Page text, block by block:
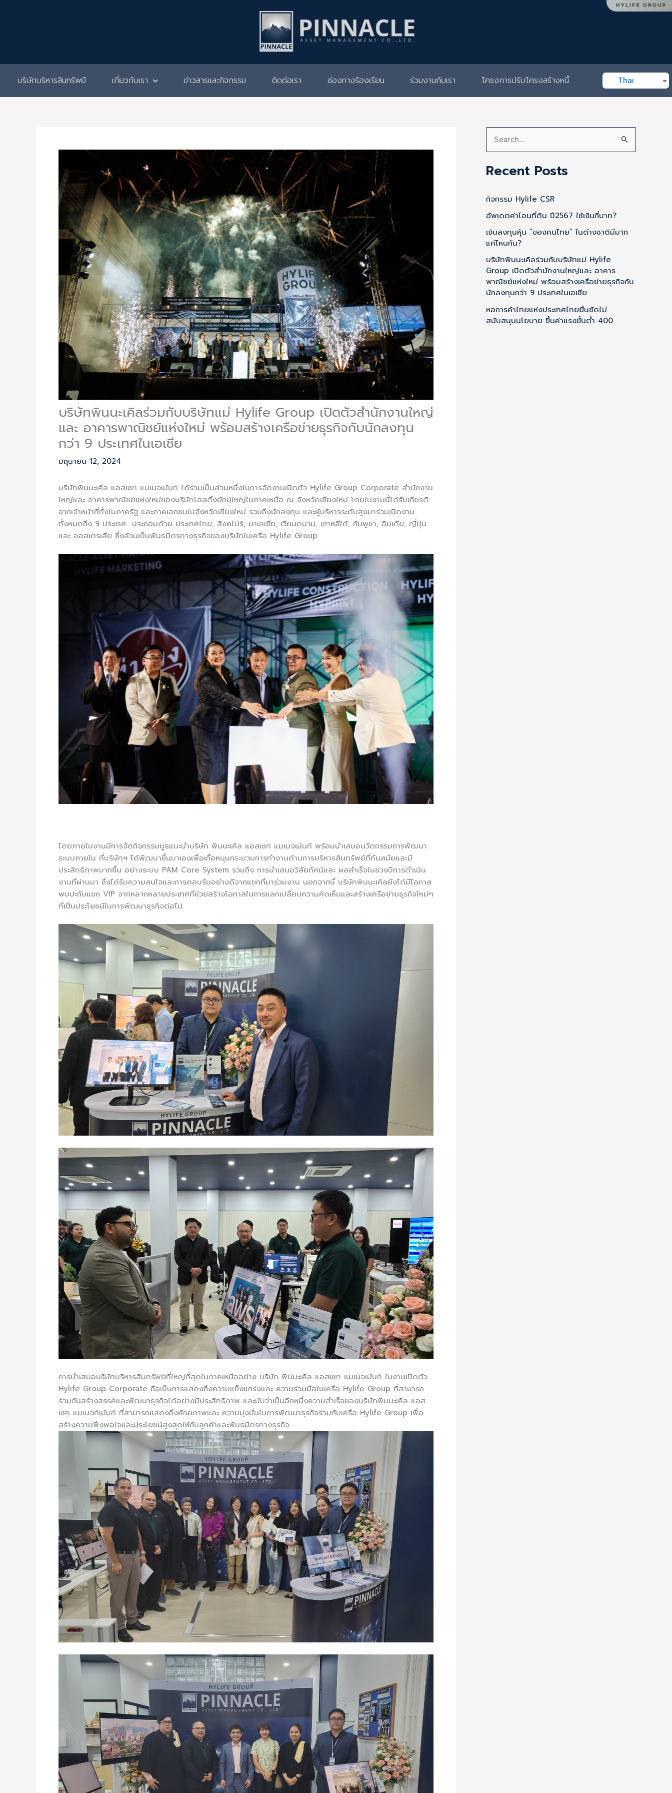
บริษัทบริหารสินทรัพย์ เกี่ยวกับเรา ข่าวสารและกิจกรรม ติดต่อเรา ช่องทางร้องเรียน ร่วมงานกับเรา โครงการปรับโครงสร้างหนี้ Thai
บริษัทพินนะเคิลร่วมกับบริษัทแม่ Hylife Group เปิดตัวสำนักงานใหญ่
และ อาคารพาณิชย์แห่งใหม่ พร้อมสร้างเครือข่ายธุรกิจกับนักลงทุน
กว่า 9 ประเทศในเอเชีย
มิถุนายน 12, 2024
บริษัทพินนะเคิล แอสเซท แมเนจเม้นท์ ได้ร่วมเป็นส่วนหนึ่งในการจัดงานเปิดตัว Hylife Group Corporate สำนักงาน
ใหญ่และ อาคารพาณิชย์แห่งใหม่ของบริษัทโฮลดิ้งยักษ์ใหญ่ในภาคเหนือ ณ จังหวัดเชียงใหม่ โดยในงานนี้ได้รับเกียรติ
จากเจ้าหน้าที่ทั้งในภาครัฐ และภาคเอกชนในจังหวัดเชียงใหม่ รวมถึงนักลงทุน และผู้บริหารระดับสูงมาร่วมเปิดงาน
ทั้งหมดถึง 9 ประเทศ ประกอบด้วย ประเทศไทย, สิงคโปร์, มาเลเซีย, เวียนดนาม, เกาหลีใต้, กัมพูชา, อินเดีย, ญี่ปุ่น
และ ออสเตรเลีย ซึ่งล้วนเป็นพันธมิตรทางธุรกิจของบริษัทในเครือ Hylife Group
โดยภายในงานมีการจัดกิจกรรมบูธแนะนำบริษัท พินนะเคิล แอสเซท แมเนจเม้นท์ พร้อมนำเสนอนวัตกรรมการพัฒนา
ระบบภายใน ที่บริษัทฯ ได้พัฒนาขึ้นมาเองเพื่อเกื้อหนุนกระบวนการทำงานด้านการบริหารสินทรัพย์ที่ทันสมัยและมี
ประสิทธิภาพมากขึ้น อย่างระบบ PAM Core System รวมถึง การนำเสนอวิสัยทัศน์และ ผลสำเร็จในช่วงปีการดำเนิน
งานที่ผ่านมา ซึ่งได้รับความสนใจและการตอบรับอย่างดีจากแขกที่มาร่วมงาน นอกจากนี้ บริษัทพินนะเคิลยังได้มีโอกาส
พบปะกับแขก VIP จากหลากหลายประเทศที่ช่วยสร้างโอกาสในการแลกเปลี่ยนความคิดเห็นและสร้างเครือข่ายธุรกิจใหม่ๆ
ที่เป็นประโยชน์ในการพัฒนาธุรกิจต่อไป
การนำเสนอบริษัทบริหารสินทรัพย์ที่ใหญ่ที่สุดในภาคเหนืออย่าง บริษัท พินนะเคิล แอสเซท แมเนจเม้นท์ ในงานเปิดตัว
Hylife Group Corporate ถือเป็นการแสดงถึงความแข็งแกร่งและ ความร่วมมือในเครือ Hylife Group ที่สามารถ
ร่วมกันสร้างสรรค์และพัฒนาธุรกิจได้อย่างมีประสิทธิภาพ และนับว่าเป็นอีกหนึ่งความสำเร็จของบริษัทพินนะเคิล แอส
เซท แมเนจท์เม้นท์ ที่สามารถแสดงถึงศักยภาพและ ความมุ่งมั่นในการพัฒนาธุรกิจร่วมกับเครือ Hylife Group เพื่อ
สร้างความพึงพอใจและประโยชน์สูงสุดให้กับลูกค้าและพันธมิตรทางธุรกิจ
a
c
h
f
o
r
Recent Posts
กิจกรรม Hylife CSR
อัพเดตค่าโอนที่ดิน ปี2567 ใช้เงินกี่บาท?
เงินลงทุนหุ้น “ของคนไทย” ในต่างชาติมีมาก
แค่ไหนกัน?
บริษัทพินนะเคิลร่วมกับบริษัทแม่ Hylife
Group เปิดตัวสำนักงานใหญ่และ อาคาร
พาณิชย์แห่งใหม่ พร้อมสร้างเครือข่ายธุรกิจกับ
นักลงทุนกว่า 9 ประเทศในเอเชีย
หอการค้าไทยแห่งประเทศไทยยืนชัดไม่
สนับสนุนนโยบาย ขึ้นค่าแรงขั้นต่ำ 400